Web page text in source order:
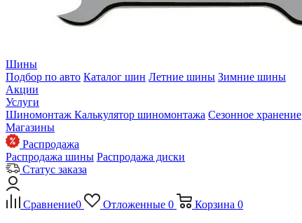
Шины
Подбор по авто Каталог шин Летние шины Зимние шины
Акции
Услуги
Шиномонтаж Калькулятор шиномонтажа Сезонное хранение
Магазины
Распродажа
Распродажа шины Распродажа диски
Статус заказа
Сравнение0 Отложенные 0 Корзина 0